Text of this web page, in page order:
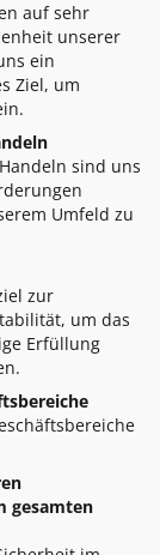
auf sehr
unserer
ein
Ziel, um
sind uns
Umfeld zu
zur
um das
Erfüllung
gesamten